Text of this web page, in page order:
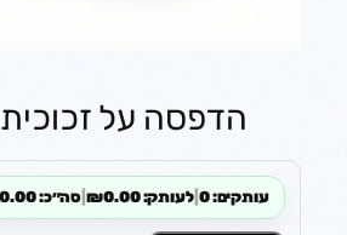
הדפסה על זכוכית 40X40
עותקים: 0 |לעותק: ₪0.00 |סה״כ: ₪0.00